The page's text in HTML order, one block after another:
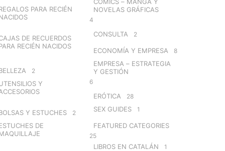
PARA RECIÉN
DE RECUERDOS
RECIÉN NACIDOS
2
Y
Y ESTUCHES 2
DE
NOVELAS GRÁFICAS
4
CONSULTA 2
ECONOMÍA Y EMPRESA 8
EMPRESA – ESTRATEGIA
Y GESTIÓN
6
ERÓTICA 28
SEX GUIDES 1
FEATURED CATEGORIES
25
LIBROS EN CATALÁN 1